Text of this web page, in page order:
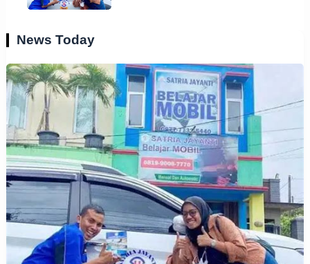
News Today